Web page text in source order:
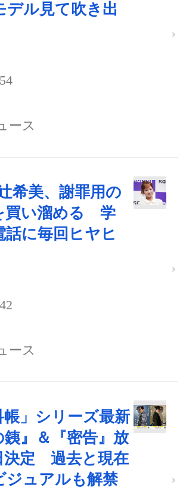
デル見て吹き出
ース
希美、謝罪用の
買い溜める 学
話に毎回ヒヤヒ
ース
帳」シリーズ最新
』＆『密告』放
決定 過去と現在
ジュアルも解禁